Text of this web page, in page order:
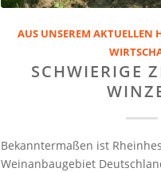
AUS UNSEREM AKTUELLEN
SCHWIERIGE
Bekanntermaßen ist
Weinanbaugebiet